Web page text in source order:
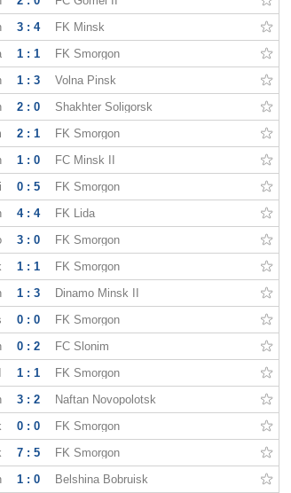
3 : 4 FK Minsk
1 : 1 FK Smorgon
1 : 3 Volna Pinsk
2 : 0 Shakhter Soligorsk
2 : 1 FK Smorgon
1 : 0 FC Minsk II
0 : 5 FK Smorgon
4 : 4 FK Lida
3 : 0 FK Smorgon
1 : 1 FK Smorgon
1 : 3 Dinamo Minsk II
0 : 0 FK Smorgon
0 : 2 FC Slonim
1 : 1 FK Smorgon
3 : 2 Naftan Novopolotsk
0 : 0 FK Smorgon
7 : 5 FK Smorgon
1 : 0 Belshina Bobruisk